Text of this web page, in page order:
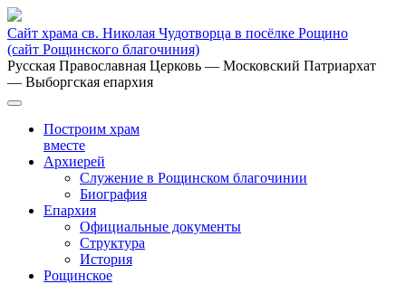
Сайт храма св. Николая Чудотворца в посёлке Рощино
(сайт Рощинского благочиния)
Русская Православная Церковь — Московский Патриархат
— Выборгская епархия
Построим храм
вместе
Архиерей
Служение в Рощинском благочинии
Биография
Епархия
Официальные документы
Структура
История
Рощинское